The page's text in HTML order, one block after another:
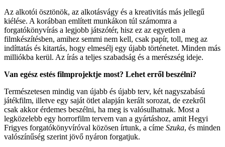
Az alkotói ösztönök, az alkotásvágy és a kreativitás más jellegű
kiélése. A korábban említett munkákon túl számomra a
forgatókönyvírás a legjobb játszótér, hisz ez az egyetlen a
filmkészítésben, amihez semmi nem kell, csak papír, toll, meg az
indíttatás és kitartás, hogy elmesélj egy újabb történetet. Minden más
milliókba kerül. Az írás a teljes szabadság és a merészség ideje.
Van egész estés filmprojektje most? Lehet erről beszélni?
Természetesen mindig van újabb és újabb terv, két nagyszabású
játékfilm, illetve egy saját ötlet alapján kerált sorozat, de ezekről
csak akkor érdemes beszélni, ha meg is valósulhatnak. Most a
legközelebb egy horrorfilm tervem van a gyártáshoz, amit Hegyi
Frigyes forgatókönyvíróval közösen írtunk, a címe Szuka, és minden
valószínűség szerint jövő nyáron forgatjuk.